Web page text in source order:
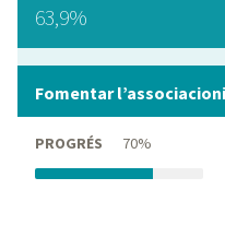
63,9%
Fomentar
PROGRÉS 70%